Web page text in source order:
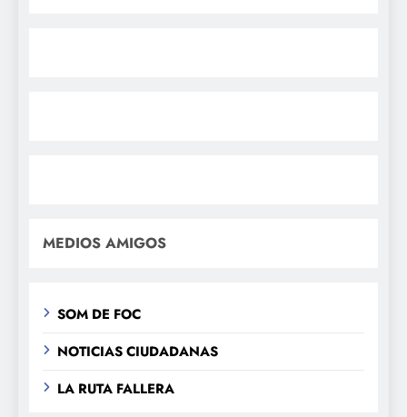
MEDIOS AMIGOS
SOM DE FOC
NOTICIAS CIUDADANAS
LA RUTA FALLERA